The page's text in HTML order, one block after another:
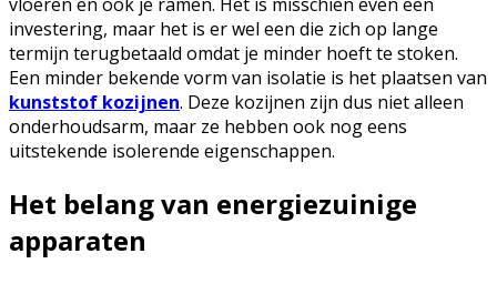
investering, maar het is er wel een die zich op lange
termijn terugbetaald omdat je minder hoeft te stoken.
Een minder bekende vorm van isolatie is het plaatsen van
kunststof kozijnen. Deze kozijnen zijn dus niet alleen
onderhoudsarm, maar ze hebben ook nog eens
uitstekende isolerende eigenschappen.
Het belang van energiezuinige
apparaten